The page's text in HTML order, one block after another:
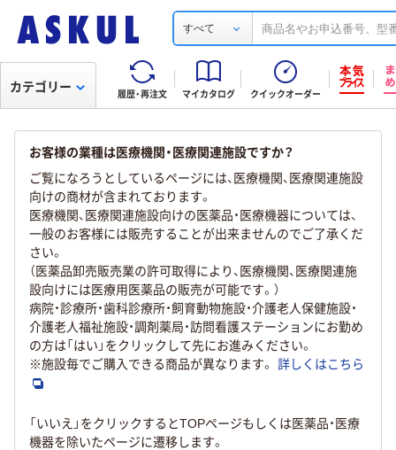
すべて
履歴・再注文 マイカタログ クイックオーダー
カテゴリー
お客様の業種は医療機関・医療関連施設ですか？
ご覧になろうとしているページには、医療機関、医療関連施設
向けの商材が含まれております。
医療機関、医療関連施設向けの医薬品・医療機器については、
一般のお客様には販売することが出来ませんのでご了承くだ
さい。
（医薬品卸売販売業の許可取得により、医療機関、医療関連施
設向けには医療用医薬品の販売が可能です。）
病院・診療所・歯科診療所・飼育動物施設・介護老人保健施設・
介護老人福祉施設・調剤薬局・訪問看護ステーションにお勤め
の方は「はい」をクリックして先にお進みください。
※施設毎でご購入できる商品が異なります。 詳しくはこちら
「いいえ」をクリックするとTOPページもしくは医薬品・医療
機器を除いたページに遷移します。